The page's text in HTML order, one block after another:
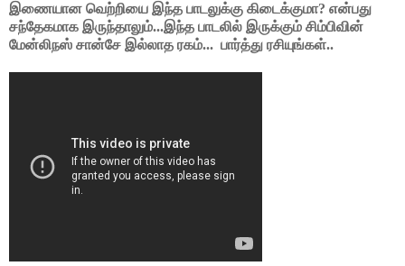
இணையான வெற்றியை இந்த பாடலுக்கு கிடைக்குமா? என்பது
சந்தேகமாக இருந்தாலும்...இந்த பாடலில் இருக்கும் சிம்பிவின்
மேன்லிநஸ் சான்சே இல்லாத ரகம்... பார்த்து ரசியுங்கள்..